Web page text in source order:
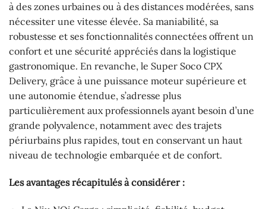
à des zones urbaines ou à des distances modérées, sans
nécessiter une vitesse élevée. Sa maniabilité, sa
robustesse et ses fonctionnalités connectées offrent un
confort et une sécurité appréciés dans la logistique
gastronomique. En revanche, le Super Soco CPX
Delivery, grâce à une puissance moteur supérieure et
une autonomie étendue, s’adresse plus
particulièrement aux professionnels ayant besoin d’une
grande polyvalence, notamment avec des trajets
périurbains plus rapides, tout en conservant un haut
niveau de technologie embarquée et de confort.
Les avantages récapitulés à considérer :